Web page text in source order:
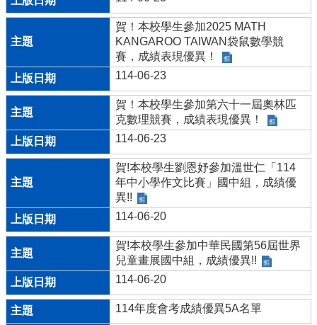
賀！本校學生參加2025 MATH
KANGAROO TAIWAN袋鼠數學競
賽，成績表現優異！
114-06-23
賀！本校學生參加第六十一屆奧林匹
克數理競賽，成績表現優異！
114-06-23
賀!本校學生劉恩妤參加溫世仁「114
年中小學作文比賽」國中組，成績優
異!!
114-06-20
賀!本校學生參加中華民國第56屆世界
兒童畫展國中組，成績優異!!
114-06-20
114年度會考成績優異5A名單